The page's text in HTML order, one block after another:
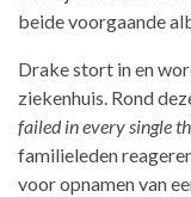
beide voorgaande
Drake stort in en
ziekenhuis. Rond
failed in every single
familieleden
voor opnamen van